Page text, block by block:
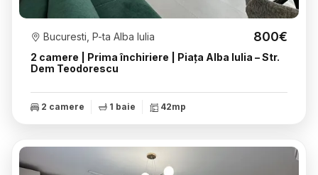
2 camere | Prima închiriere | Piața Alba Iulia – Str.
Dem Teodorescu
Bucuresti, P-ta Alba Iulia 800€
2 camere 1 baie 42mp